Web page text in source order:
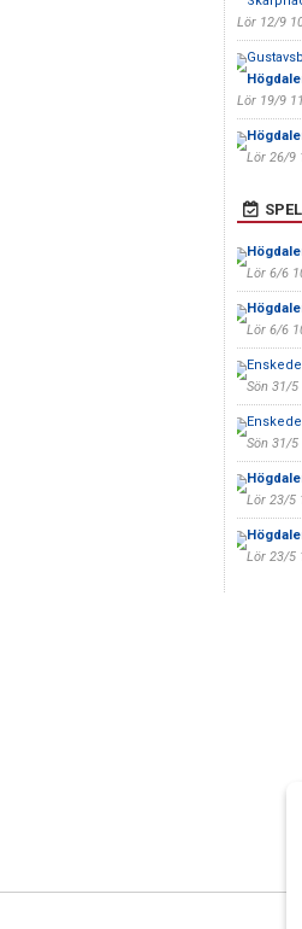
Lör 12/9
Lör 19/9
Lör 26/9
Lör 6/6
Lör 6/6
Sön 31/5
Sön 31/5
Lör 23/5
Lör 23/5